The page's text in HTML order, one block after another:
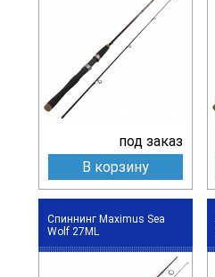
под заказ
В корзину
Спиннинг Maximus Sea
Wolf 27ML